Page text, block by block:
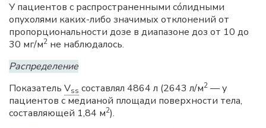
У пациентов с распространенными сóлидными
опухолями каких-либо значимых отклонений от
пропорциональности дозе в диапазоне доз от 10 до
30 мг/м2 не наблюдалось.
Распределение
Показатель Vss составлял 4864 л (2643 л/м2 — у
пациентов с медианой площади поверхности тела,
составляющей 1,84 м2).